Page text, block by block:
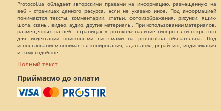
Protocol.ua обладает авторскими правами на информацию, размещенную на
веб - страницах данного ресурса, если не указано иное. Под информацией
понимаются тексты, комментарии, статьи, фотоизображения, рисунки, ящик-
шота, сканы, видео, аудио, другие материалы. При использовании материалов,
размещенных на веб - страницах «Протокол» наличие гиперссылки открытого
для индексации поисковыми системами на protocol.ua обязательна. Под
использованием понимается копирования, адаптация, рерайтинг, модификация
и тому подобное.
Полный текст
Приймаємо до оплати